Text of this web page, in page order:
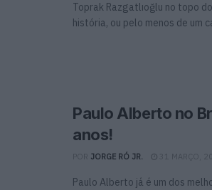
Toprak Razgatlıoğlu no topo
história, ou pelo menos de um
Paulo Alberto no
anos!
JORGE RÓ JR. 31 MARÇO,
Paulo Alberto já é um dos